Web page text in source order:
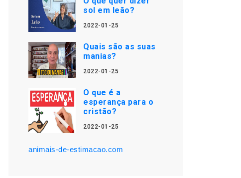
sol em leão?
2022-01-25
Quais são as suas
manias?
2022-01-25
O que é a
esperança para o
cristão?
2022-01-25
animais-de-estimacao.com